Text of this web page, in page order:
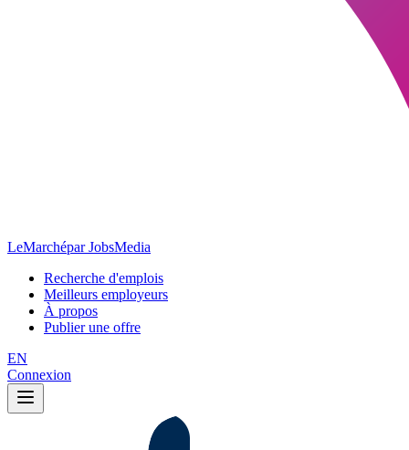
LeMarchépar JobsMedia
Recherche d'emplois
Meilleurs employeurs
À propos
Publier une offre
EN
Connexion